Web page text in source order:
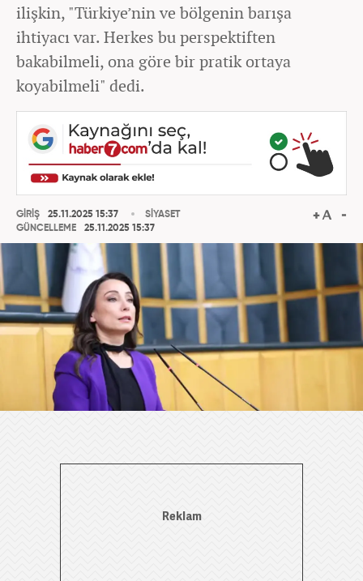
ilişkin, "Türkiye’nin ve bölgenin barışa
ihtiyacı var. Herkes bu perspektiften
bakabilmeli, ona göre bir pratik ortaya
koyabilmeli" dedi.
GİRİŞ
25.11.2025 15:37
GÜNCELLEME
25.11.2025 15:37
SİYASET